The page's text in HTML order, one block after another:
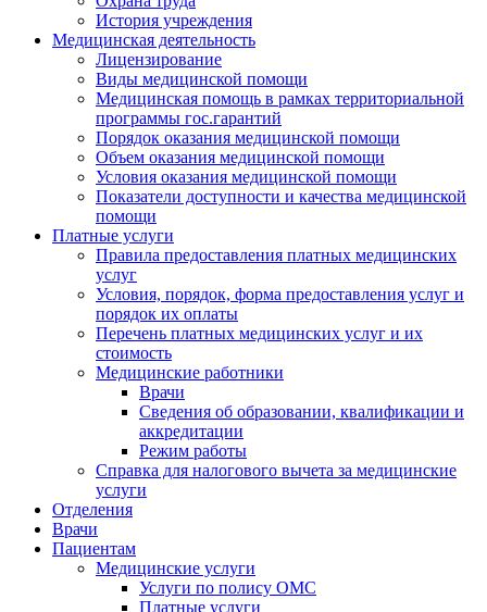
История учреждения
Медицинская деятельность
Лицензирование
Виды медицинской помощи
Медицинская помощь в рамках территориальной
программы гос.гарантий
Порядок оказания медицинской помощи
Объем оказания медицинской помощи
Условия оказания медицинской помощи
Показатели доступности и качества медицинской
помощи
Платные услуги
Правила предоставления платных медицинских
услуг
Условия, порядок, форма предоставления услуг и
порядок их оплаты
Перечень платных медицинских услуг и их
стоимость
Медицинские работники
Врачи
Сведения об образовании, квалификации и
аккредитации
Режим работы
Справка для налогового вычета за медицинские
услуги
Отделения
Врачи
Пациентам
Медицинские услуги
Услуги по полису ОМС
Платные услуги